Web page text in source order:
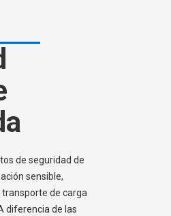
de seguridad de
sensible,
de carga
diferencia de las